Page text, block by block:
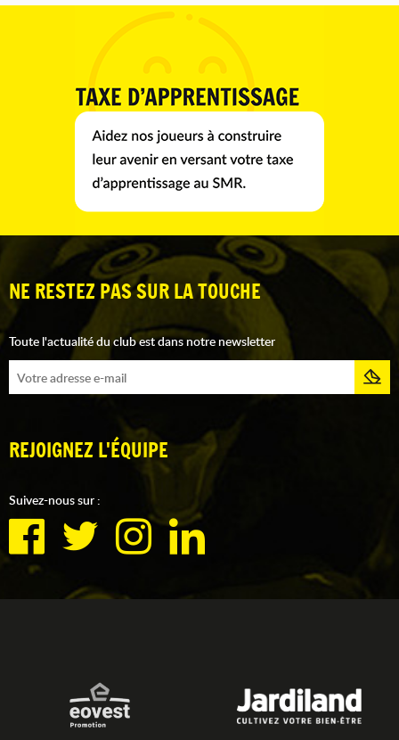
NE RESTEZ PAS SUR LA TOUCHE
Toute l'actualité du club est dans notre newsletter
REJOIGNEZ L'ÉQUIPE
Suivez-nous sur :